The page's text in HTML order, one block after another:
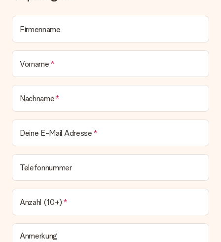
Firmenname
Vorname
Nachname
Deine E-Mail Adresse
Telefonnummer
Anzahl (10+)
Anmerkung